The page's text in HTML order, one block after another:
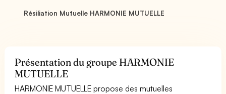
Résiliation Mutuelle HARMONIE MUTUELLE
Présentation du groupe HARMONIE
MUTUELLE
HARMONIE MUTUELLE propose des mutuelles